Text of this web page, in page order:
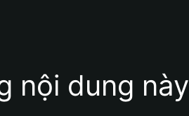
nội dung này